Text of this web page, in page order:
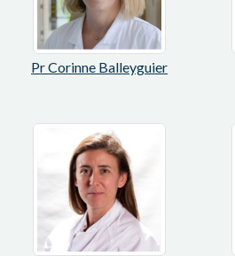
Pr Corinne Balleyguier